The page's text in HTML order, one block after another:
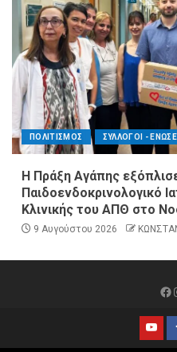
ΠΟΛΙΤΙΣΜΟΣ ΣΥΛΛΟΓΟΙ -
Η Πράξη Αγάπης
Παιδοενδοκρινολογικό
Κλινικής του ΑΠΘ στο
9 Αυγούστου 2026